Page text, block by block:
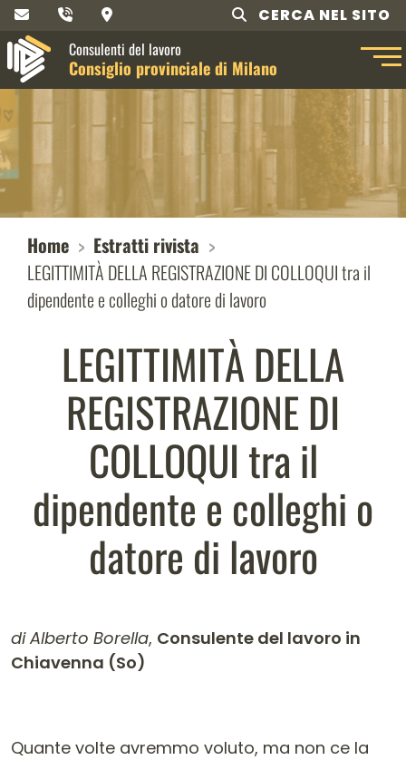
CERCA NEL SITO
Consulenti del lavoro
Consiglio provinciale di Milano
Home
Estratti rivista
LEGITTIMITÀ DELLA REGISTRAZIONE DI COLLOQUI tra il
dipendente e colleghi o datore di lavoro
LEGITTIMITÀ DELLA
REGISTRAZIONE DI
COLLOQUI tra il
dipendente e colleghi o
datore di lavoro
di Alberto Borella, Consulente del lavoro in
Chiavenna (So)
Quante volte avremmo voluto, ma non ce la